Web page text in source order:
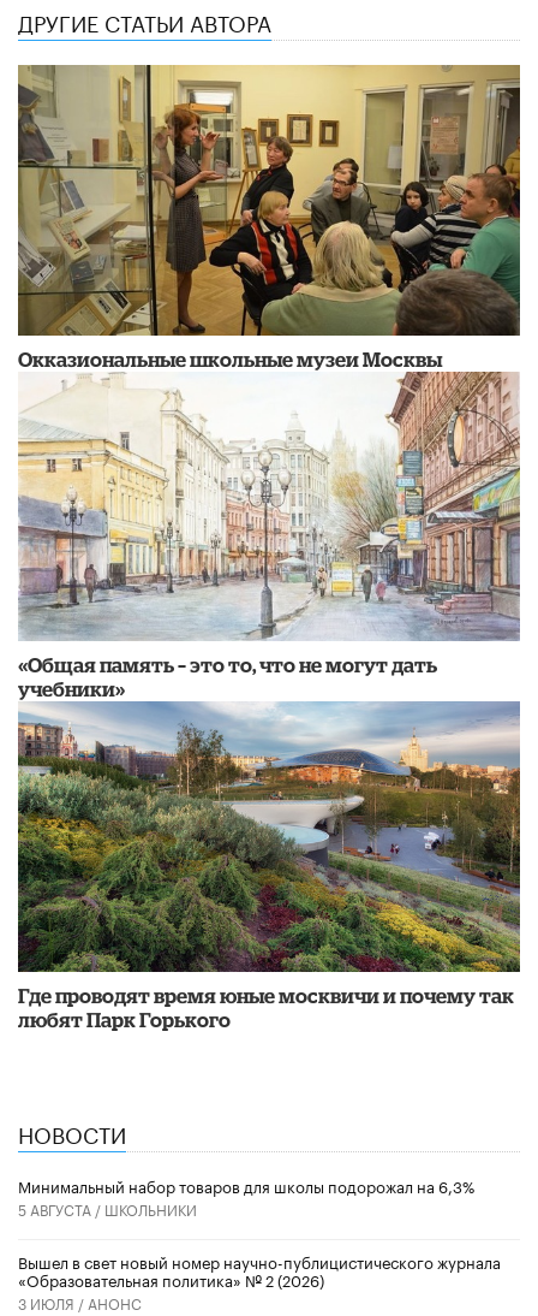
ДРУГИЕ СТАТЬИ АВТОРА
​Окказиональные школьные музеи Москвы
«Общая память – это то, что не могут дать
учебники»
Где проводят время юные москвичи и почему так
любят Парк Горького
НОВОСТИ
Минимальный набор товаров для школы подорожал на 6,3%
5 АВГУСТА / ШКОЛЬНИКИ
Вышел в свет новый номер научно-публицистического журнала
«Образовательная политика» № 2 (2026)
3 ИЮЛЯ / АНОНС